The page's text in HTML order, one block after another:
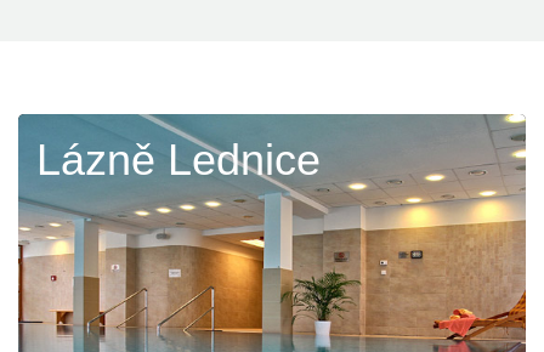
Lázně Lednice